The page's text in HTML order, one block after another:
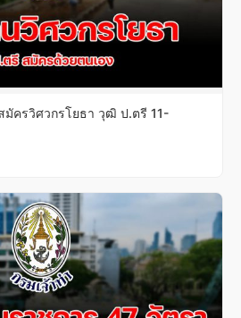
ครวิศวกรโยธา วุฒิ ป.ตรี 11-